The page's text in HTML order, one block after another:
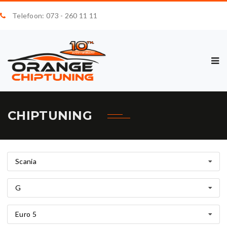
Telefoon: 073 - 260 11 11
CHIPTUNING
Scania
G
Euro 5